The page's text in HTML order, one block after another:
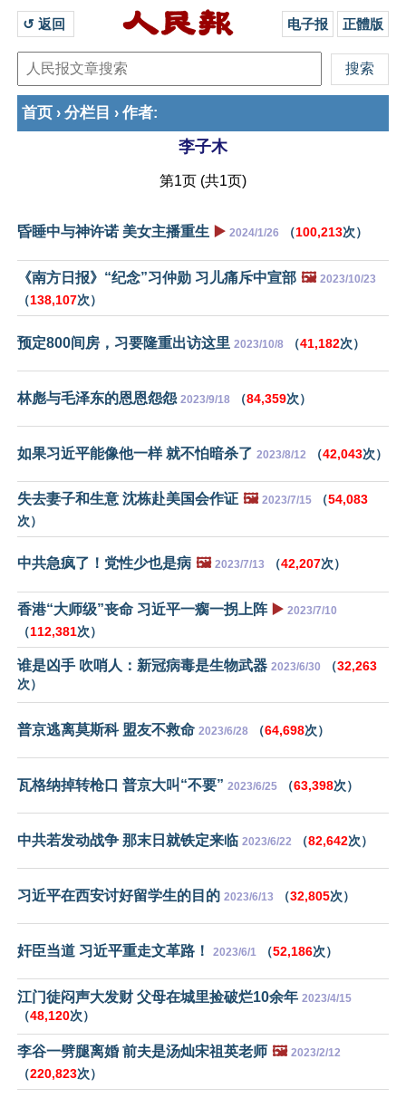
↺ 返回 电子报 正體版
首页 › 分栏目 › 作者:
李子木
第1页 (共1页)
昏睡中与神许诺 美女主播重生 ▶️ 2024/1/26 （100,213次）
《南方日报》“纪念”习仲勋 习儿痛斥中宣部 🖼️ 2023/10/23
（138,107次）
预定800间房，习要隆重出访这里 2023/10/8 （41,182次）
林彪与毛泽东的恩恩怨怨 2023/9/18 （84,359次）
如果习近平能像他一样 就不怕暗杀了 2023/8/12 （42,043次）
失去妻子和生意 沈栋赴美国会作证 🖼️ 2023/7/15 （54,083
次）
中共急疯了！党性少也是病 🖼️ 2023/7/13 （42,207次）
香港“大师级”丧命 习近平一瘸一拐上阵 ▶️ 2023/7/10
（112,381次）
谁是凶手 吹哨人：新冠病毒是生物武器 2023/6/30 （32,263
次）
普京逃离莫斯科 盟友不救命 2023/6/28 （64,698次）
瓦格纳掉转枪口 普京大叫“不要” 2023/6/25 （63,398次）
中共若发动战争 那末日就铁定来临 2023/6/22 （82,642次）
习近平在西安讨好留学生的目的 2023/6/13 （32,805次）
奸臣当道 习近平重走文革路！ 2023/6/1 （52,186次）
江门徒闷声大发财 父母在城里捡破烂10余年 2023/4/15
（48,120次）
李谷一劈腿离婚 前夫是汤灿宋祖英老师 🖼️ 2023/2/12
（220,823次）